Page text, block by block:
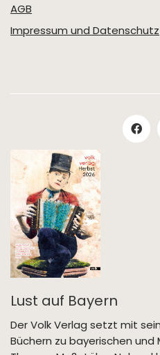
AGB
Impressum und Datenschutz
Lust auf Bayern
Der Volk Verlag setzt mit
Büchern zu bayerischen und